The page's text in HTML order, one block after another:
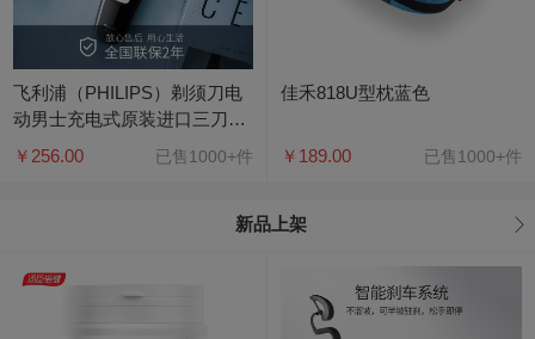
飞利浦（PHILIPS）剃须刀电
动男士充电式原装进口三刀头
便携全身水洗 无保护盖
￥256.00 已售1000+件
佳禾818U型枕蓝色
￥189.00 已售1000+件
新品上架 